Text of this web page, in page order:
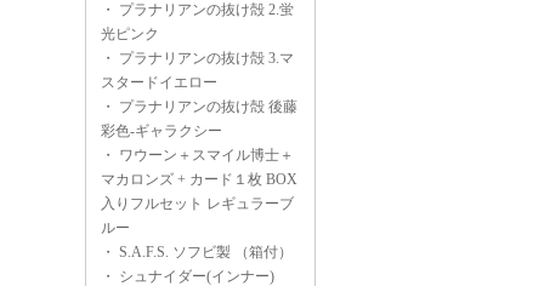
・ プラナリアンの抜け殻 2.蛍
光ピンク
・ プラナリアンの抜け殻 3.マ
スタードイエロー
・ プラナリアンの抜け殻 後藤
彩色-ギャラクシー
・ ワウーン＋スマイル博士＋
マカロンズ + カード１枚 BOX
入りフルセット レギュラーブ
ルー
・ S.A.F.S. ソフビ製 （箱付）
・ シュナイダー(インナー)